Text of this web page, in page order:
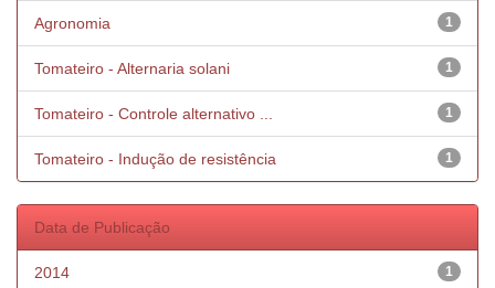
1
Agronomia
1
Tomateiro - Alternaria solani
1
Tomateiro - Controle alternativo ...
1
Tomateiro - Indução de resistência
Data de Publicação
1
2014